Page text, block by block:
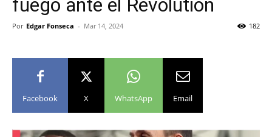
fuego ante el Revolution
Por Edgar Fonseca - Mar 14, 2024 182
Facebook X WhatsApp Email